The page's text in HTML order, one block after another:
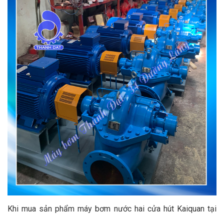
Khi mua sản phẩm máy bơm nước hai cửa hút Kaiquan tại